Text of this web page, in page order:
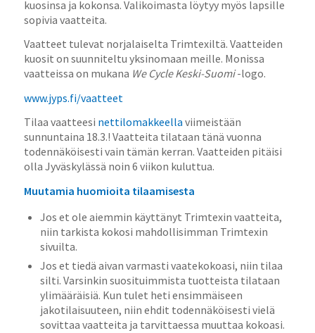
kuosinsa ja kokonsa. Valikoimasta löytyy myös lapsille
sopivia vaatteita.
Vaatteet tulevat norjalaiselta Trimtexiltä. Vaatteiden
kuosit on suunniteltu yksinomaan meille. Monissa
vaatteissa on mukana We Cycle Keski-Suomi-logo.
www.jyps.fi/vaatteet
Tilaa vaatteesi nettilomakkeella viimeistään
sunnuntaina 18.3.! Vaatteita tilataan tänä vuonna
todennäköisesti vain tämän kerran. Vaatteiden pitäisi
olla Jyväskylässä noin 6 viikon kuluttua.
Muutamia huomioita tilaamisesta
Jos et ole aiemmin käyttänyt Trimtexin vaatteita,
niin tarkista kokosi mahdollisimman Trimtexin
sivuilta.
Jos et tiedä aivan varmasti vaatekokoasi, niin tilaa
silti. Varsinkin suosituimmista tuotteista tilataan
ylimääräisiä. Kun tulet heti ensimmäiseen
jakotilaisuuteen, niin ehdit todennäköisesti vielä
sovittaa vaatteita ja tarvittaessa muuttaa kokoasi.